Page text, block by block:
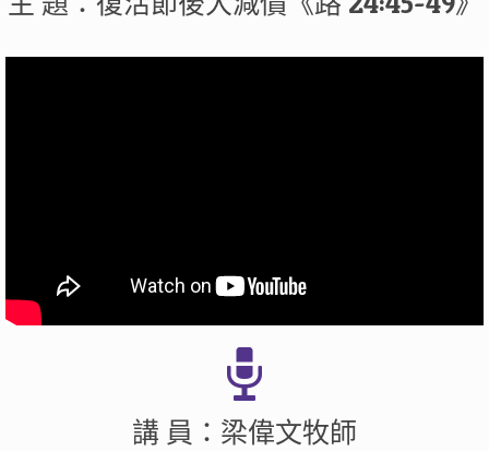
講 員：梁偉文牧師